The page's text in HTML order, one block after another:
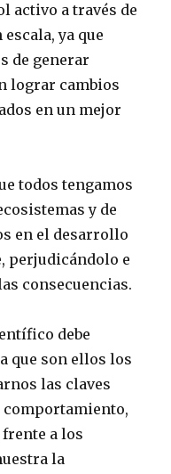
activo a través de
ya que
de generar
lograr cambios
en un mejor
todos tengamos
y de
en el desarrollo
perjudicándolo e
consecuencias.
debe
que son ellos los
las claves
comportamiento,
a los
la